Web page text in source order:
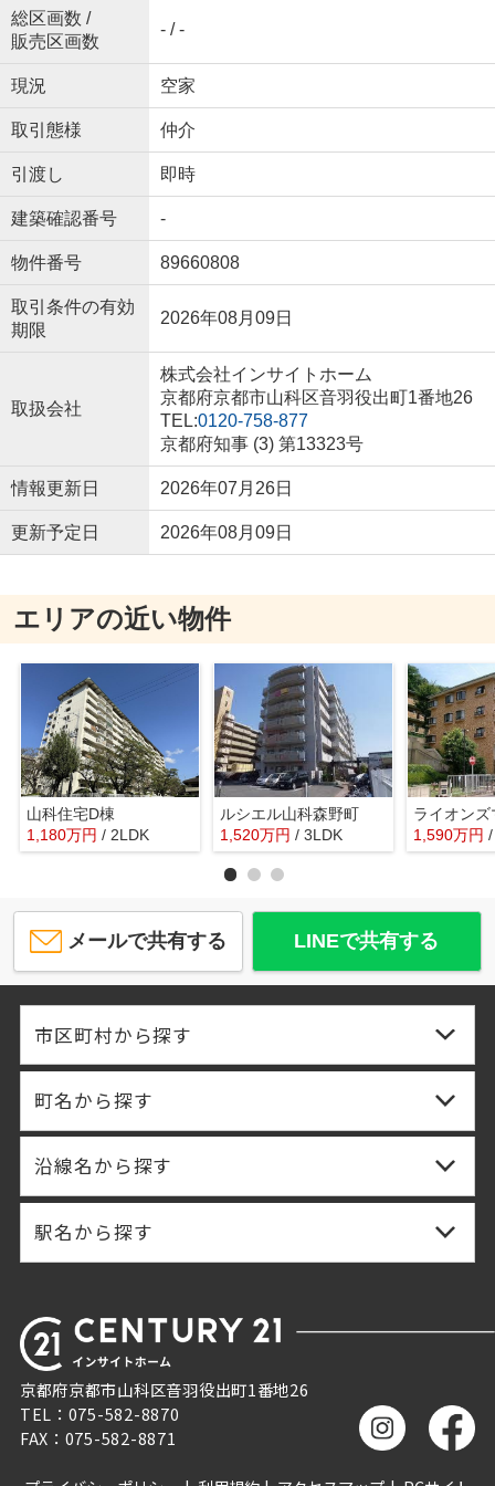
総区画数 /
販売区画数
- / -
現況 空家
取引態様 仲介
引渡し 即時
建築確認番号 -
物件番号 89660808
取引条件の有効
期限
2026年08月09日
取扱会社
株式会社インサイトホーム
京都府京都市山科区音羽役出町1番地26
TEL:0120-758-877
京都府知事 (3) 第13323号
情報更新日 2026年07月26日
更新予定日 2026年08月09日
エリアの近い物件
山科住宅D棟
1,180万円 / 2LDK
ルシエル山科森野町
1,520万円 / 3LDK 1,590万円
メールで共有する LINEで共有する
市区町村から探す
町名から探す
沿線名から探す
駅名から探す
京都府京都市山科区音羽役出町1番地26
TEL：075-582-8870
FAX：075-582-8871